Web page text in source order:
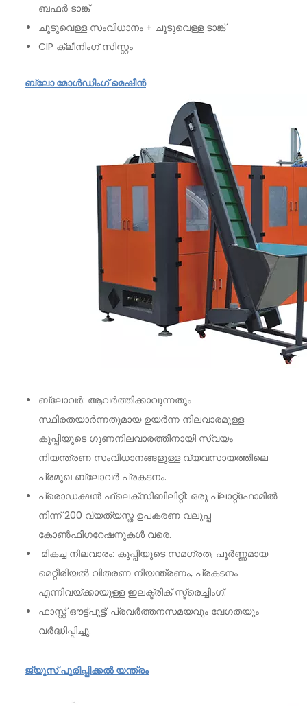
ബഫർ ടാങ്ക്
ചൂടുവെള്ള സംവിധാനം + ചൂടുവെള്ള ടാങ്ക്
CIP ക്ലീനിംഗ് സിസ്റ്റം
ബ്ലോ മോൾഡിംഗ് മെഷീൻ
ബ്ലോവർ: ആവർത്തിക്കാവുന്നതും
സ്ഥിരതയാർന്നതുമായ ഉയർന്ന നിലവാരമുള്ള
കുപ്പിയുടെ ഗുണനിലവാരത്തിനായി സ്വയം
നിയന്ത്രണ സംവിധാനങ്ങളുള്ള വ്യവസായത്തിലെ
പ്രമുഖ ബ്ലോവർ പ്രകടനം.
പ്രൊഡക്ഷൻ ഫ്ലെക്സിബിലിറ്റി: ഒരു പ്ലാറ്റ്‌ഫോമിൽ
നിന്ന് 200 വ്യത്യസ്ത ഉപകരണ വലുപ്പ
കോൺഫിഗറേഷനുകൾ വരെ.
മികച്ച നിലവാരം: കുപ്പിയുടെ സമഗ്രത, പൂർണ്ണമായ
മെറ്റീരിയൽ വിതരണ നിയന്ത്രണം, പ്രകടനം
എന്നിവയ്ക്കായുള്ള ഇലക്ട്രിക് സ്ട്രെച്ചിംഗ്.
ഫാസ്റ്റ് ഔട്ട്പുട്ട്: പ്രവർത്തനസമയവും വേഗതയും
വർദ്ധിപ്പിച്ചു.
ജ്യൂസ് പൂരിപ്പിക്കൽ യന്ത്രം